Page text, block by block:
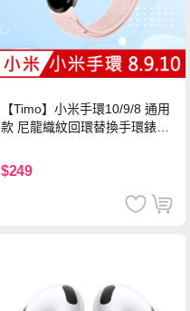
【Timo】小米手環10/9/8 通用
款 尼龍織紋回環替換手環錶帶-
$249